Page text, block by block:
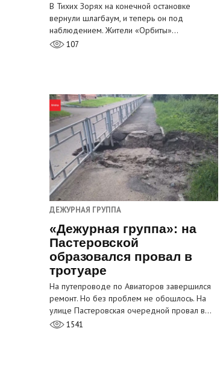
В Тихих Зорях на конечной остановке
вернули шлагбаум, и теперь он под
наблюдением. Жители «Орбиты»…
107
ДЕЖУРНАЯ ГРУППА
«Дежурная группа»: на
Пастеровской
образовался провал в
тротуаре
На путепроводе по Авиаторов завершился
ремонт. Но без проблем не обошлось. На
улице Пастеровская очередной провал в…
1541